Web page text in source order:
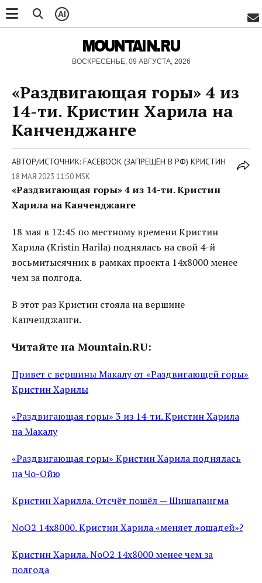
AI
MOUNTAIN.RU
ВОСКРЕСЕНЬЕ, 09 АВГУСТА, 2026
«Раздвигающая горы» 4 из
14-ти. Кристин Харила на
Канченджанге
АВТОР/ИСТОЧНИК: FACEBOOK (ЗАПРЕЩЁН В РФ) КРИСТИН
18 МАЯ 2023 11:50 MSK
«Раздвигающая горы» 4 из 14-ти. Кристин
Харила на Канченджанге
18 мая в 12:45 по местному времени Кристин
Харила (Kristin Harila) поднялась на свой 4-й
восьмитысячник в рамках проекта 14x8000 менее
чем за полгода.
В этот раз Кристин стояла на вершине
Канченджанги.
Читайте на Mountain.RU:
Привет с вершины Макалу от «Раздвигающей горы»
Кристин Харилы
«Раздвигающая горы» 3 из 14-ти. Кристин Харила
на Макалу
«Раздвигающая горы» Кристин Харила поднялась
на Чо-Ойю
Кристин Харилла. Отсчёт пошёл — Шишапангма
NoO2 14x8000. Кристин Харила «меняет лошадей»?
Кристин Харила. NoO2 14x8000 менее чем за
полгода